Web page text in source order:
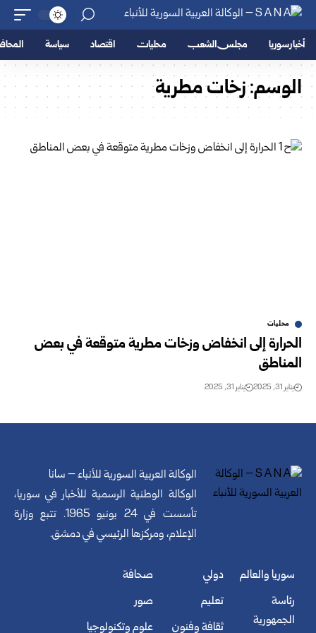
أخبار سوريا مجلس الشعب محليات اقتصاد سياسة
الوسم:زخات مطرية
محليات
الحرارة إلى انخفاض وزخات مطرية متوقعة في بعض
المناطق
يناير 31, 2025 يناير 31, 2025
الوكالة العربية السورية للأنباء – سانا
الوكالة الوطنية الرسمية للأخبار في سوريا،
تأسست في 24 يونيو 1965. تتبع وزارة
الإعلام، ومركزها الرئيسي في دمشق.
سوريا والعالم
رئاسة
الجمهورية
دولي
تعليم
ثقافة وفنون
صحافة
صور
علوم وتكنولوجيا